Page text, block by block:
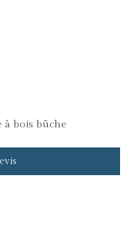
à bois bûche